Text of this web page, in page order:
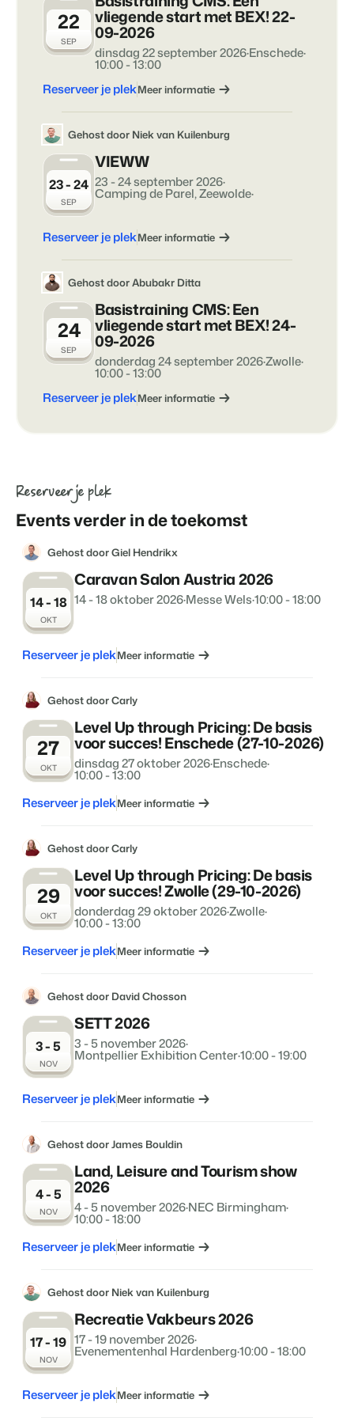
BEX Overzicht
Ontdek de eindeloze mogelijkheden van het Booking
Experts Platform.
Voor Vakantieparken
Ontdek de voordelen van Booking Experts voor
Vakantieparken.
Voor Concerns
Ontdek de voordelen van Booking Experts voor Concerns &
Groepen.
Contact
Neem contact op
Leer de mensen achter Booking Experts kennen
Vastgoedprojecten
transformeren tot
volgeboekte vakantieparken
Klantverhaal Hofparken
22
SEP
vliegende start met BEX! 22-
09-2026
dinsdag 22 september 2026·Enschede·
10:00 - 13:00
Reserveer je plekMeer informatie
Gehost door Niek van Kuilenburg
23 - 24
SEP
VIEWW
23 - 24 september 2026·
Camping de Parel, Zeewolde·
Reserveer je plekMeer informatie
Gehost door Abubakr Ditta
24
SEP
Basistraining CMS: Een
vliegende start met BEX! 24-
09-2026
donderdag 24 september 2026·Zwolle·
10:00 - 13:00
Reserveer je plekMeer informatie
Reserveer je plek
Events verder in de toekomst
Gehost door Giel Hendrikx
14 - 18
OKT
Caravan Salon Austria 2026
14 - 18 oktober 2026·Messe Wels·10:00 - 18:00
Reserveer je plekMeer informatie
Gehost door Carly
27
OKT
Level Up through Pricing: De basis
voor succes! Enschede (27-10-2026)
dinsdag 27 oktober 2026·Enschede·
10:00 - 13:00
Reserveer je plekMeer informatie
Gehost door Carly
29
OKT
Level Up through Pricing: De basis
voor succes! Zwolle (29-10-2026)
donderdag 29 oktober 2026·Zwolle·
10:00 - 13:00
Reserveer je plekMeer informatie
Gehost door David Chosson
3 - 5
NOV
SETT 2026
3 - 5 november 2026·
Montpellier Exhibition Center·10:00 - 19:00
Reserveer je plekMeer informatie
Gehost door James Bouldin
4 - 5
NOV
Land, Leisure and Tourism show
2026
4 - 5 november 2026·NEC Birmingham·
10:00 - 18:00
Reserveer je plekMeer informatie
Gehost door Niek van Kuilenburg
17 - 19
NOV
Recreatie Vakbeurs 2026
17 - 19 november 2026·
Evenementenhal Hardenberg·10:00 - 18:00
Reserveer je plekMeer informatie